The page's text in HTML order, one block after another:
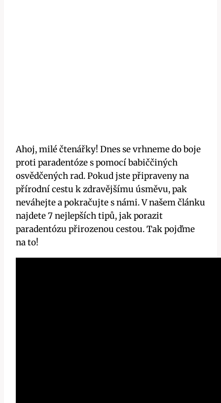
Ahoj, milé čtenářky! Dnes se vrhneme do boje
proti paradentóze s pomocí babiččiných
osvědčených rad. Pokud jste připraveny na
přírodní cestu k zdravějšímu úsměvu, pak
neváhejte a pokračujte s námi. V našem článku
najdete 7 nejlepších tipů, jak porazit
paradentózu přirozenou cestou. Tak pojďme
na to!